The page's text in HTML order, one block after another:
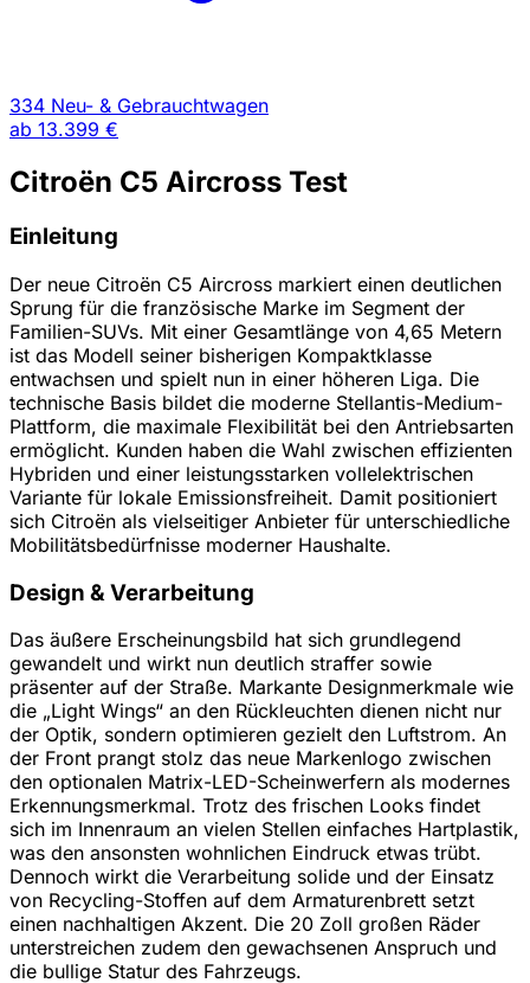
334 Neu- & Gebrauchtwagen
ab 13.399 €
Citroën C5 Aircross Test
Einleitung
Der neue Citroën C5 Aircross markiert einen deutlichen
Sprung für die französische Marke im Segment der
Familien-SUVs. Mit einer Gesamtlänge von 4,65 Metern
ist das Modell seiner bisherigen Kompaktklasse
entwachsen und spielt nun in einer höheren Liga. Die
technische Basis bildet die moderne Stellantis-Medium-
Plattform, die maximale Flexibilität bei den Antriebsarten
ermöglicht. Kunden haben die Wahl zwischen effizienten
Hybriden und einer leistungsstarken vollelektrischen
Variante für lokale Emissionsfreiheit. Damit positioniert
sich Citroën als vielseitiger Anbieter für unterschiedliche
Mobilitätsbedürfnisse moderner Haushalte.
Design & Verarbeitung
Das äußere Erscheinungsbild hat sich grundlegend
gewandelt und wirkt nun deutlich straffer sowie
präsenter auf der Straße. Markante Designmerkmale wie
die „Light Wings“ an den Rückleuchten dienen nicht nur
der Optik, sondern optimieren gezielt den Luftstrom. An
der Front prangt stolz das neue Markenlogo zwischen
den optionalen Matrix-LED-Scheinwerfern als modernes
Erkennungsmerkmal. Trotz des frischen Looks findet
sich im Innenraum an vielen Stellen einfaches Hartplastik,
was den ansonsten wohnlichen Eindruck etwas trübt.
Dennoch wirkt die Verarbeitung solide und der Einsatz
von Recycling-Stoffen auf dem Armaturenbrett setzt
einen nachhaltigen Akzent. Die 20 Zoll großen Räder
unterstreichen zudem den gewachsenen Anspruch und
die bullige Statur des Fahrzeugs.